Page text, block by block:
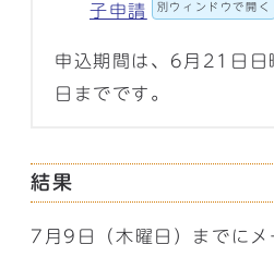
子申請
別ウィンドウで開く
申込期間は、6月21日日
日までです。
結果
7月9日（木曜日）までにメ